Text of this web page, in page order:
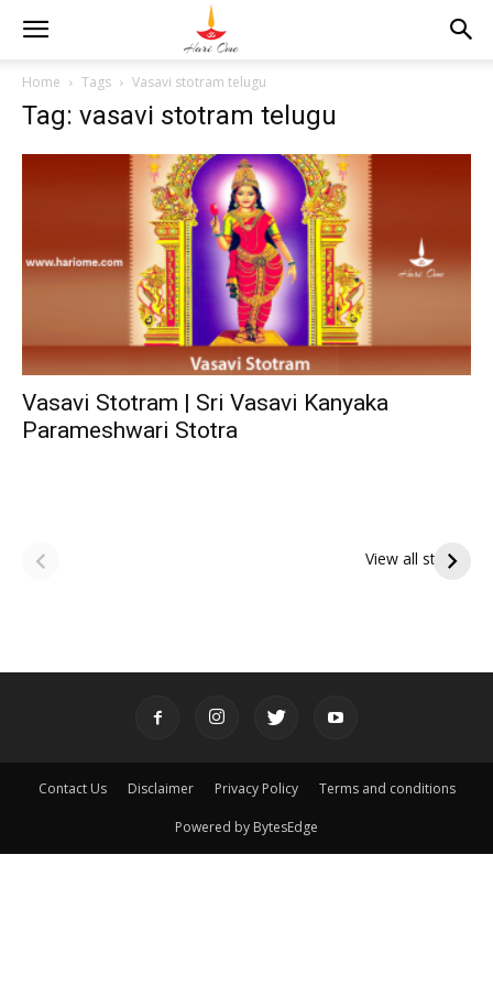
Home Tags Vasavi stotram telugu
Tag: vasavi stotram telugu
Vasavi Stotram | Sri Vasavi Kanyaka
Parameshwari Stotra
View all stories
పితృదేవతల ఆశీర్వాదం
ఇంద్రకీలాద్రి గిరి ప్రదక్షిణ
Contact Us Disclaimer Privacy Policy Terms and conditions
Powered by BytesEdge